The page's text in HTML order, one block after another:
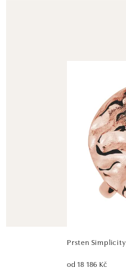
Prsten Simplicity
od 18 186 Kč